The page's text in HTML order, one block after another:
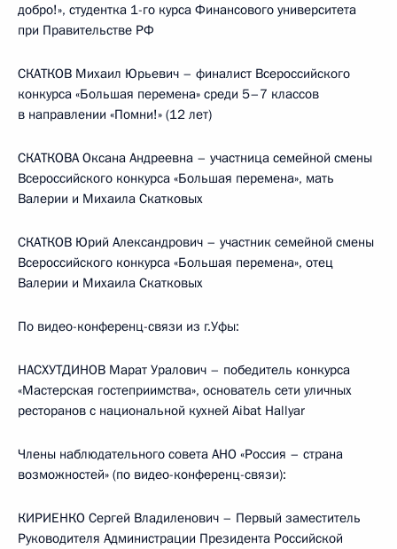
добро!», студентка 1-го курса Финансового университета
при Правительстве РФ
СКАТКОВ Михаил Юрьевич – финалист Всероссийского
конкурса «Большая перемена» среди 5–7 классов
в направлении «Помни!» (12 лет)
СКАТКОВА Оксана Андреевна – участница семейной смены
Всероссийского конкурса «Большая перемена», мать
Валерии и Михаила Скатковых
СКАТКОВ Юрий Александрович – участник семейной смены
Всероссийского конкурса «Большая перемена», отец
Валерии и Михаила Скатковых
По видео-конференц-связи из г.Уфы:
НАСХУТДИНОВ Марат Уралович – победитель конкурса
«Мастерская гостеприимства», основатель сети уличных
ресторанов с национальной кухней Aibat Hallyar
Члены наблюдательного совета АНО «Россия – страна
возможностей» (по видео-конференц-связи):
КИРИЕНКО Сергей Владиленович – Первый заместитель
Руководителя Администрации Президента Российской